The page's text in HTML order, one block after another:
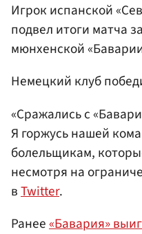
Игрок испанской
подвел итоги матча
мюнхенской
Немецкий клуб
«Сражались с
Я горжусь нашей
болельщикам,
несмотря на
вTwitter.
Ранее«Бавария»